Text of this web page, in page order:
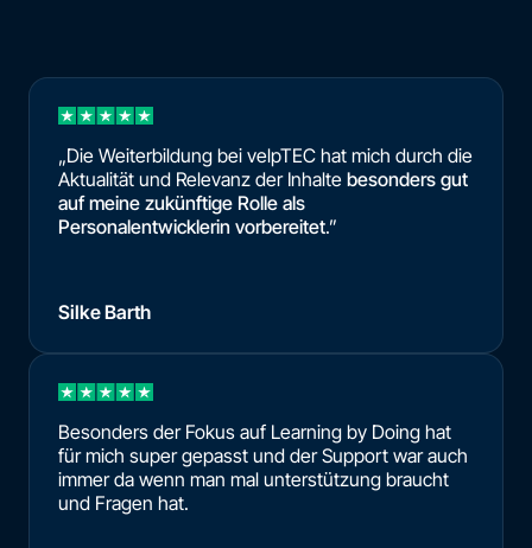
„Die Weiterbildung bei velpTEC hat mich durch die
Aktualität und Relevanz der Inhalte besonders gut
auf meine zukünftige Rolle als
Personalentwicklerin vorbereitet.”
Silke Barth
Besonders der Fokus auf Learning by Doing hat
für mich super gepasst und der Support war auch
immer da wenn man mal unterstützung braucht
und Fragen hat.